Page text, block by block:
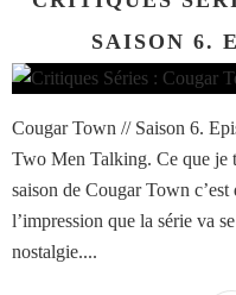
SAISON 6.
Cougar Town // Saison 6.
Two Men Talking. Ce que je
saison de Cougar Town
l’impression que la série va
nostalgie....